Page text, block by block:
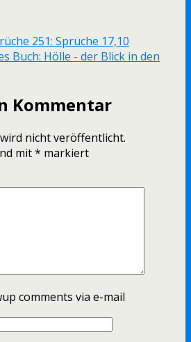
251: Sprüche 17,10
Buch: Hölle - der Blick in den
Kommentar
nicht veröffentlicht.
mit* markiert
comments via e-mail